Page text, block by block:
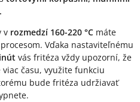
v rozmedzí 160-220 °C máte
Vďaka nastaviteľnému
vás fritéza vždy upozorní, že
času, využite funkciu
bude fritéza udržiavať